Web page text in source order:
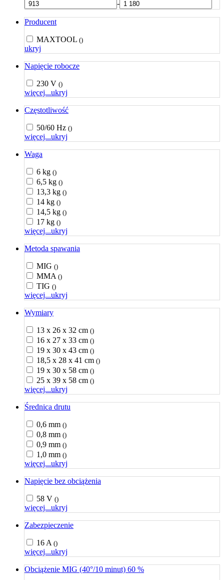
-
Producent
MAXTOOL ()
ukryj
Napięcie robocze
230 V ()
więcej...ukryj
Częstotliwość
50/60 Hz ()
więcej...ukryj
Waga
6 kg ()
6,5 kg ()
13,3 kg ()
14 kg ()
14,5 kg ()
17 kg ()
więcej...ukryj
Metoda spawania
MIG ()
MMA ()
TIG ()
więcej...ukryj
Wymiary
13 x 26 x 32 cm ()
16 x 27 x 33 cm ()
19 x 30 x 43 cm ()
18,5 x 28 x 41 cm ()
19 x 30 x 58 cm ()
25 x 39 x 58 cm ()
więcej...ukryj
Średnica drutu
0,6 mm ()
0,8 mm ()
0,9 mm ()
1,0 mm ()
więcej...ukryj
Napięcie bez obciążenia
58 V ()
więcej...ukryj
Zabezpieczenie
16 A ()
więcej...ukryj
Obciążenie MIG (40°/10 minut) 60 %